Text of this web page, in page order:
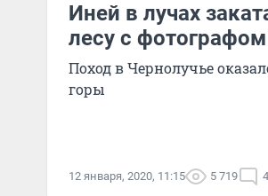
Иней в лучах
лесу с фотографом
Поход в Чернолучье
горы
12 января, 2020, 11:15 5 719 4